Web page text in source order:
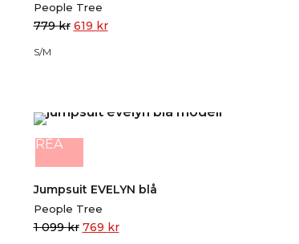
People Tree
779kr 619 kr
S/M
REA
Jumpsuit EVELYN blå
People Tree
1 099kr 769 kr